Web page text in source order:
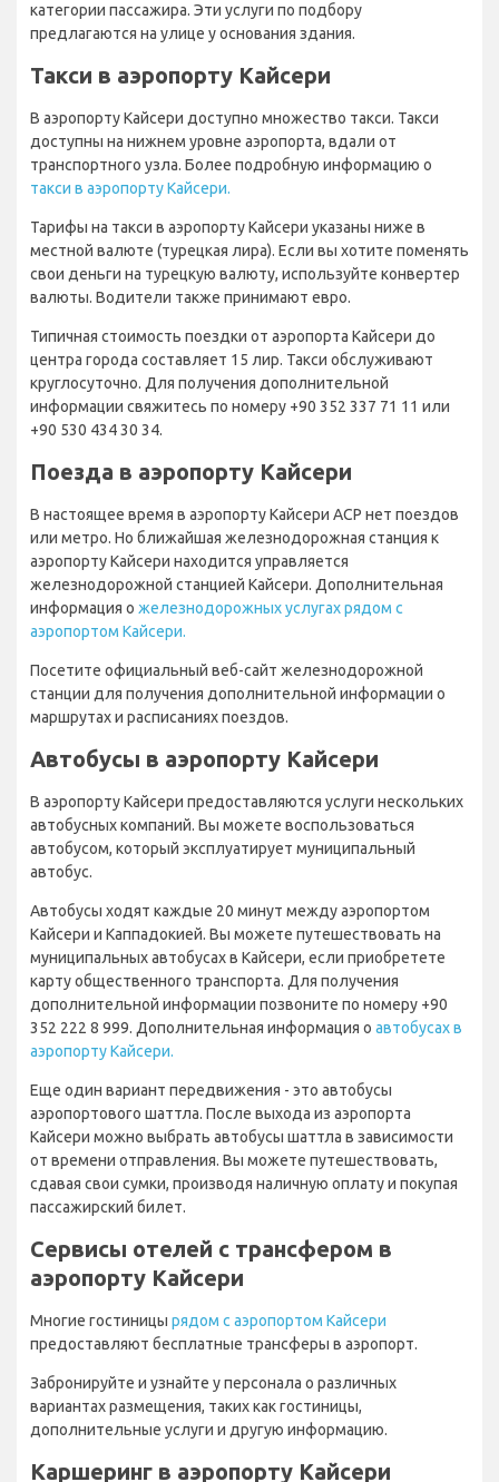
категории пассажира. Эти услуги по подбору
предлагаются на улице у основания здания.
Такси в аэропорту Кайсери
В аэропорту Кайсери доступно множество такси. Такси
доступны на нижнем уровне аэропорта, вдали от
транспортного узла. Более подробную информацию о
такси в аэропорту Кайсери.
Тарифы на такси в аэропорту Кайсери указаны ниже в
местной валюте (турецкая лира). Если вы хотите поменять
свои деньги на турецкую валюту, используйте конвертер
валюты. Водители также принимают евро.
Типичная стоимость поездки от аэропорта Кайсери до
центра города составляет 15 лир. Такси обслуживают
круглосуточно. Для получения дополнительной
информации свяжитесь по номеру +90 352 337 71 11 или
+90 530 434 30 34.
Поезда в аэропорту Кайсери
В настоящее время в аэропорту Кайсери АСР нет поездов
или метро. Но ближайшая железнодорожная станция к
аэропорту Кайсери находится управляется
железнодорожной станцией Кайсери. Дополнительная
информация о железнодорожных услугах рядом с
аэропортом Кайсери.
Посетите официальный веб-сайт железнодорожной
станции для получения дополнительной информации о
маршрутах и расписаниях поездов.
Автобусы в аэропорту Кайсери
В аэропорту Кайсери предоставляются услуги нескольких
автобусных компаний. Вы можете воспользоваться
автобусом, который эксплуатирует муниципальный
автобус.
Автобусы ходят каждые 20 минут между аэропортом
Кайсери и Каппадокией. Вы можете путешествовать на
муниципальных автобусах в Кайсери, если приобретете
карту общественного транспорта. Для получения
дополнительной информации позвоните по номеру +90
352 222 8 999. Дополнительная информация о автобусах в
аэропорту Кайсери.
Еще один вариант передвижения - это автобусы
аэропортового шаттла. После выхода из аэропорта
Кайсери можно выбрать автобусы шаттла в зависимости
от времени отправления. Вы можете путешествовать,
сдавая свои сумки, производя наличную оплату и покупая
пассажирский билет.
Сервисы отелей с трансфером в
аэропорту Кайсери
Многие гостиницы рядом с аэропортом Кайсери
предоставляют бесплатные трансферы в аэропорт.
Забронируйте и узнайте у персонала о различных
вариантах размещения, таких как гостиницы,
дополнительные услуги и другую информацию.
Каршеринг в аэропорту Кайсери